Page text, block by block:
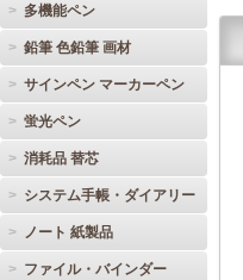
多機能ペン
鉛筆 色鉛筆 画材
サインペン マーカーペン
蛍光ペン
消耗品 替芯
システム手帳・ダイアリー
ノート 紙製品
ファイル・バインダー